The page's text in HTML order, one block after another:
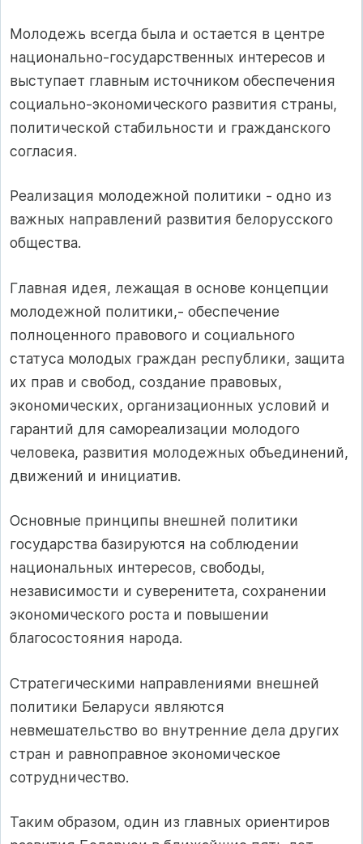
Молодежь всегда была и остается в центре
национально-государственных интересов и
выступает главным источником обеспечения
социально-экономического развития страны,
политической стабильности и гражданского
согласия.
Реализация молодежной политики - одно из
важных направлений развития белорусского
общества.
Главная идея, лежащая в основе концепции
молодежной политики,- обеспечение
полноценного правового и социального
статуса молодых граждан республики, защита
их прав и свобод, создание правовых,
экономических, организационных условий и
гарантий для самореализации молодого
человека, развития молодежных объединений,
движений и инициатив.
Основные принципы внешней политики
государства базируются на соблюдении
национальных интересов, свободы,
независимости и суверенитета, сохранении
экономического роста и повышении
благосостояния народа.
Стратегическими направлениями внешней
политики Беларуси являются
невмешательство во внутренние дела других
стран и равноправное экономическое
сотрудничество.
Таким образом, один из главных ориентиров